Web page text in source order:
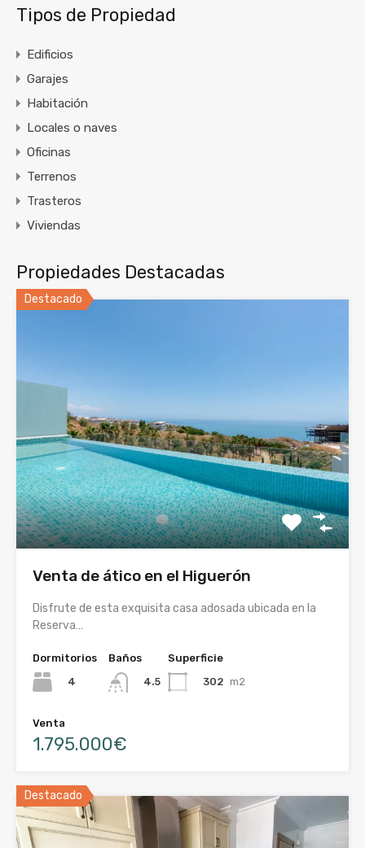
Tipos de Propiedad
Edificios
Garajes
Habitación
Locales o naves
Oficinas
Terrenos
Trasteros
Viviendas
Propiedades Destacadas
Destacado
Venta de ático en el Higuerón
Disfrute de esta exquisita casa adosada ubicada en la
Reserva…
Dormitorios
4
Baños
4.5
Superficie
302 m2
Venta
1.795.000€
Destacado